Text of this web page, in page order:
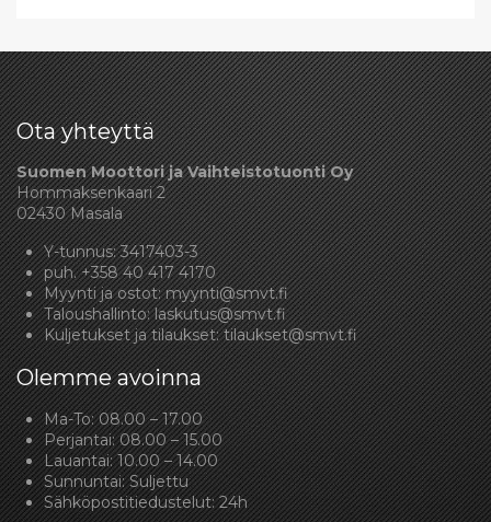
Ota yhteyttä
Suomen Moottori ja Vaihteistotuonti Oy
Hommaksenkaari 2
02430 Masala
Y-tunnus: 3417403-3
puh.+358 40 417 4170
Myynti ja ostot:myynti@smvt.fi
Taloushallinto:laskutus@smvt.fi
Kuljetukset ja tilaukset:tilaukset@smvt.fi
Olemme avoinna
Ma-To: 08.00 – 17.00
Perjantai: 08.00 – 15.00
Lauantai: 10.00 – 14.00
Sunnuntai: Suljettu
Sähköpostitiedustelut: 24h